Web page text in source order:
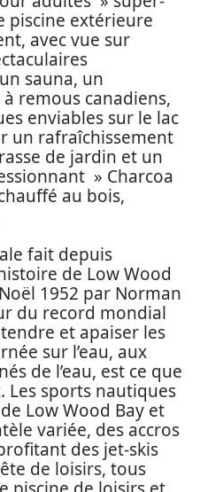
piscine extérieure
avec vue sur
sauna, un
remous canadiens,
enviables sur le lac
un rafraîchissement
de jardin et un
» Charcoa
au bois,
fait depuis
de Low Wood
1952 par Norman
du record mondial
et apaiser les
sur l’eau, aux
de l’eau, est ce que
Les sports nautiques
Low Wood Bay et
variée, des accros
des jet-skis
de loisirs, tous